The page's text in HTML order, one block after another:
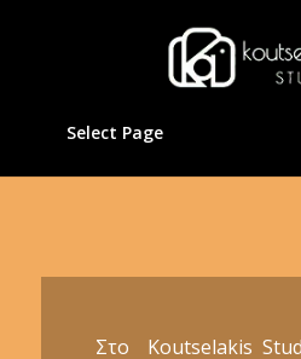
Select Page
Στο Koutselakis